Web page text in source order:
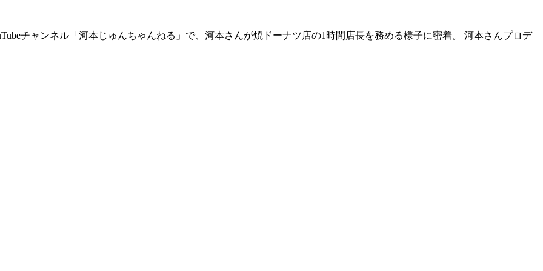
チャンネル「河本じゅんちゃんねる」で、河本さんが焼ドーナツ店の1時間店長を務める様子に密着。 河本さんプロデ